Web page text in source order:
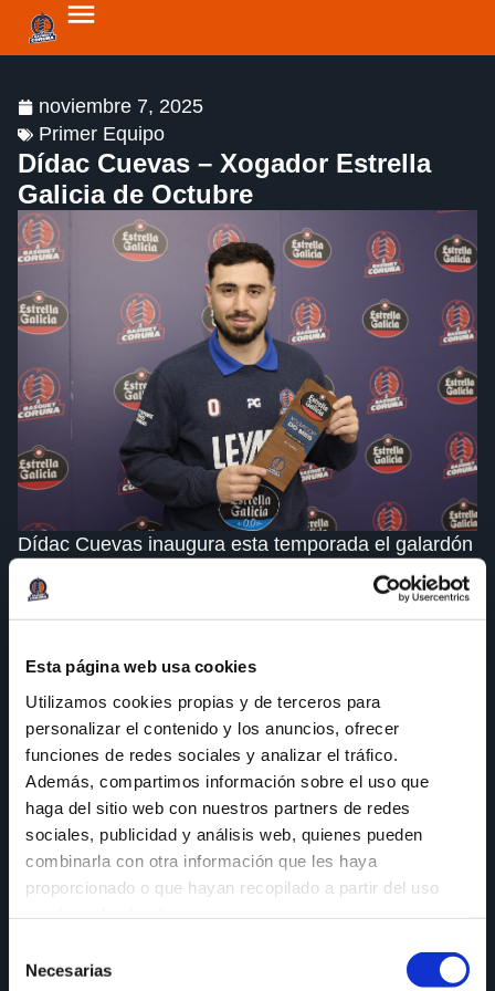
Esta página web usa cookies
Utilizamos cookies propias y de terceros para
personalizar el contenido y los anuncios, ofrecer
funciones de redes sociales y analizar el tráfico.
Además, compartimos información sobre el uso que
haga del sitio web con nuestros partners de redes
sociales, publicidad y análisis web, quienes pueden
combinarla con otra información que les haya
proporcionado o que hayan recopilado a partir del uso
Necesarias
noviembre 7, 2025
Primer Equipo
Dídac Cuevas – Xogador Estrella
Galicia de Octubre
Dídac Cuevas inaugura esta temporada el galardón
“Xogador Estrella Galicia”, alzándose con el MVP
de Octubre, tras un mes de competición liguera. El
base del conjunto naranja ha recogido el premio
esta mañana en el Coliseum de A Coruña.
El catalán obtiene así este reconocimiento al ser el
más votado por los aficionados coruñeses a través
de las redes sociales del club. Dídac ha superado
en la votación a Paul Jorgensen y Abdou Thiam.
El jugador del conjunto herculino ha comentado
“estamos en el mes de noviembre y los premios
individuales no dan ninguna recompensa, aunque
colectivo”.